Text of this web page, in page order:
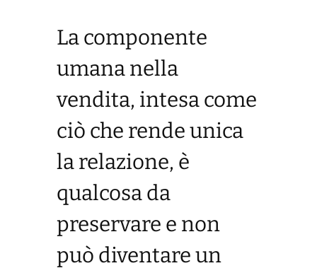
La componente
umana nella
vendita, intesa come
ciò che rende unica
la relazione, è
qualcosa da
preservare e non
può diventare un